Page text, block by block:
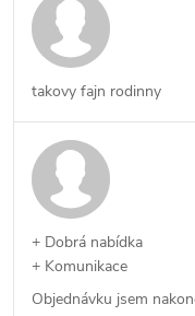
takovy fajn rodinny
+ Dobrá nabídka
+ Komunikace
Objednávku jsem